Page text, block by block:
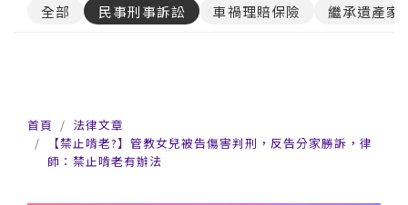
全部 民事刑事訴訟 車禍理賠保險 繼承遺產家
首頁
法律文章
【禁止啃老?】管教女兒被告傷害判刑，反告分家勝訴，律
師：禁止啃老有辦法